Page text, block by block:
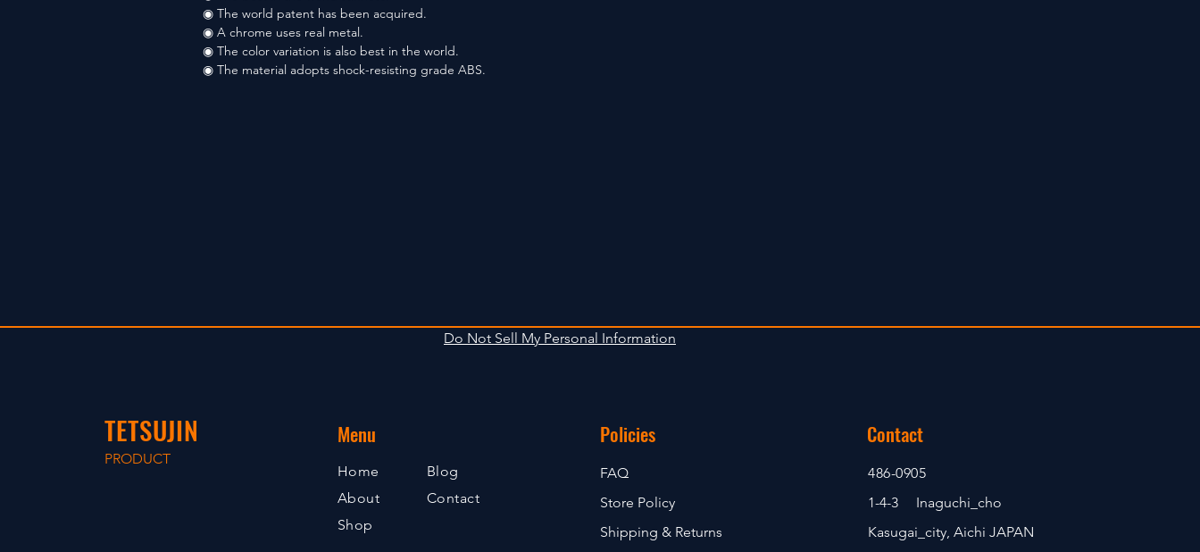
◉ The world patent has been acquired.
◉ A chrome uses real metal.
◉ The color variation is also best in the world.
◉ The material adopts shock-resisting grade ABS.
TETSUJIN
PRODUCT
Menu
Home
About
Shop
Blog
Contact
Policies
FAQ
Store Policy
Shipping & Returns
Contact
486-0905
1-4-3 Inaguchi_cho
Kasugai_city, Aichi JAPAN
Do Not Sell My Personal Information